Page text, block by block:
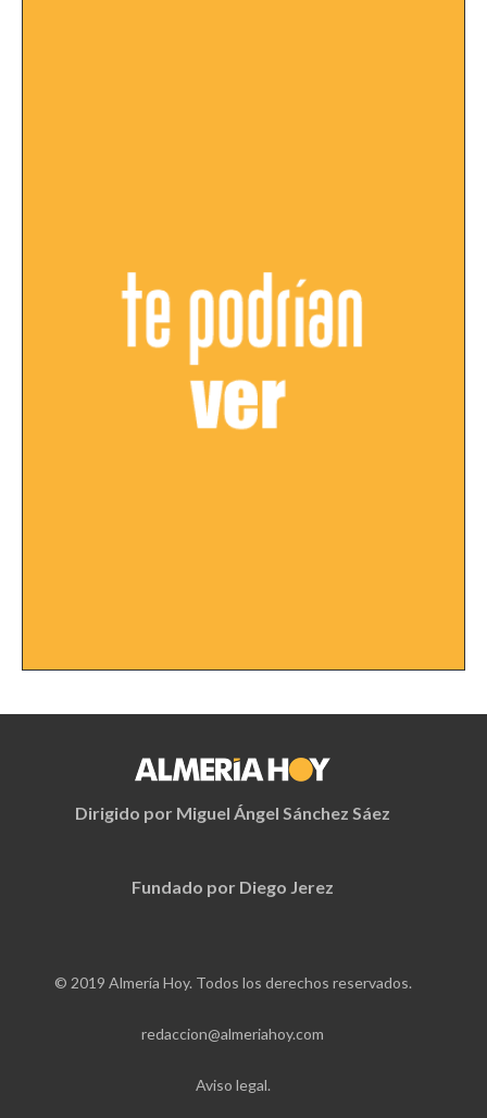
Dirigido por Miguel Ángel Sánchez Sáez
Fundado por Diego Jerez
© 2019 Almería Hoy. Todos los derechos reservados.
redaccion@almeriahoy.com
Aviso legal.